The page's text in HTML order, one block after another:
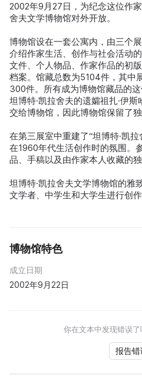
2002年9月27日，为纪念这位作
舍夫文学博物馆对外开放。
博物馆设在一套公寓内，由三个
介绍作家生活、创作与社会活动
文件、个人物品、作家作品的初
档案。馆藏总数为5104件，其中
300件。所有成为博物馆藏品的
坦博特·凯拉舍夫的遗孀祖扎·伊
交给博物馆，因此博物馆保留了独
在第三展室中重建了“坦博特·凯
在1960年代生活创作时的氛围。
品、手稿以及由作家本人收藏的独
坦博特·凯拉舍夫文学博物馆的雅
文学者、中学生和大学生进行创作
博物馆特色
成立日期
2002年9月22日
你在文本中发现错误
报告错